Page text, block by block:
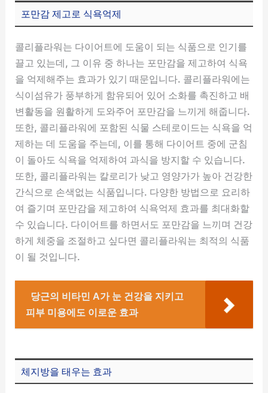
포만감 제고로 식욕억제
콜리플라워는 다이어트에 도움이 되는 식품으로 인기를
끌고 있는데, 그 이유 중 하나는 포만감을 제고하여 식욕
을 억제해주는 효과가 있기 때문입니다. 콜리플라워에는
식이섬유가 풍부하게 함유되어 있어 소화를 촉진하고 배
변활동을 원활하게 도와주어 포만감을 느끼게 해줍니다.
또한, 콜리플라워에 포함된 식물 스테로이드는 식욕을 억
제하는 데 도움을 주는데, 이를 통해 다이어트 중에 군침
이 돌아도 식욕을 억제하여 과식을 방지할 수 있습니다.
또한, 콜리플라워는 칼로리가 낮고 영양가가 높아 건강한
간식으로 손색없는 식품입니다. 다양한 방법으로 요리하
여 즐기며 포만감을 제고하여 식욕억제 효과를 최대화할
수 있습니다. 다이어트를 하면서도 포만감을 느끼며 건강
하게 체중을 조절하고 싶다면 콜리플라워는 최적의 식품
이 될 것입니다.
당근의 비타민 A가 눈 건강을 지키고
피부 미용에도 이로운 효과
체지방을 태우는 효과